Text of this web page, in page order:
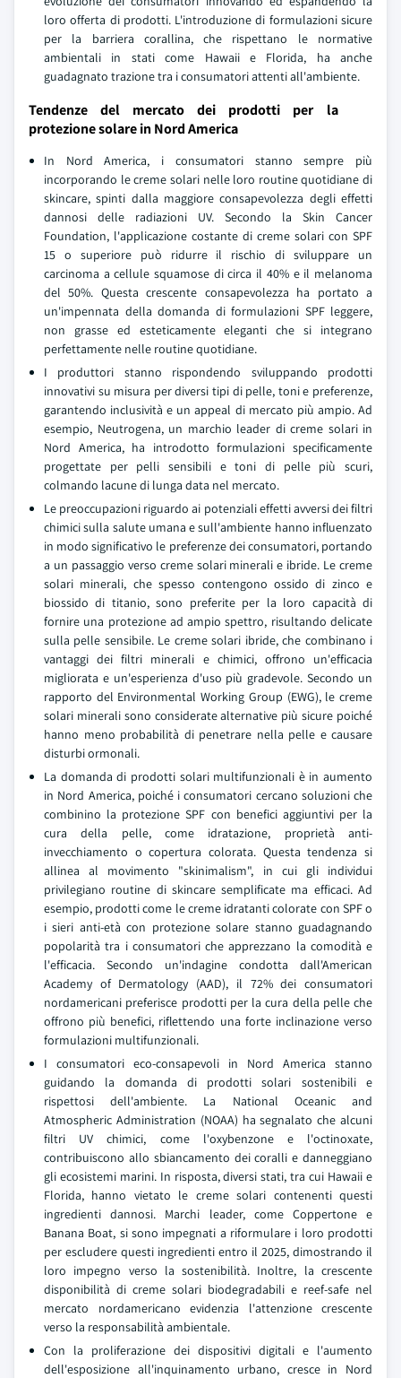
loro offerta di prodotti. L'introduzione di formulazioni sicure
per la barriera corallina, che rispettano le normative
ambientali in stati come Hawaii e Florida, ha anche
guadagnato trazione tra i consumatori attenti all'ambiente.
Tendenze del mercato dei prodotti per la
protezione solare in Nord America
In Nord America, i consumatori stanno sempre più
incorporando le creme solari nelle loro routine quotidiane di
skincare, spinti dalla maggiore consapevolezza degli effetti
dannosi delle radiazioni UV. Secondo la Skin Cancer
Foundation, l'applicazione costante di creme solari con SPF
15 o superiore può ridurre il rischio di sviluppare un
carcinoma a cellule squamose di circa il 40% e il melanoma
del 50%. Questa crescente consapevolezza ha portato a
un'impennata della domanda di formulazioni SPF leggere,
non grasse ed esteticamente eleganti che si integrano
perfettamente nelle routine quotidiane.
I produttori stanno rispondendo sviluppando prodotti
innovativi su misura per diversi tipi di pelle, toni e preferenze,
garantendo inclusività e un appeal di mercato più ampio. Ad
esempio, Neutrogena, un marchio leader di creme solari in
Nord America, ha introdotto formulazioni specificamente
progettate per pelli sensibili e toni di pelle più scuri,
colmando lacune di lunga data nel mercato.
Le preoccupazioni riguardo ai potenziali effetti avversi dei filtri
chimici sulla salute umana e sull'ambiente hanno influenzato
in modo significativo le preferenze dei consumatori, portando
a un passaggio verso creme solari minerali e ibride. Le creme
solari minerali, che spesso contengono ossido di zinco e
biossido di titanio, sono preferite per la loro capacità di
fornire una protezione ad ampio spettro, risultando delicate
sulla pelle sensibile. Le creme solari ibride, che combinano i
vantaggi dei filtri minerali e chimici, offrono un'efficacia
migliorata e un'esperienza d'uso più gradevole. Secondo un
rapporto del Environmental Working Group (EWG), le creme
solari minerali sono considerate alternative più sicure poiché
hanno meno probabilità di penetrare nella pelle e causare
disturbi ormonali.
La domanda di prodotti solari multifunzionali è in aumento
in Nord America, poiché i consumatori cercano soluzioni che
combinino la protezione SPF con benefici aggiuntivi per la
cura della pelle, come idratazione, proprietà anti-
invecchiamento o copertura colorata. Questa tendenza si
allinea al movimento "skinimalism", in cui gli individui
privilegiano routine di skincare semplificate ma efficaci. Ad
esempio, prodotti come le creme idratanti colorate con SPF o
i sieri anti-età con protezione solare stanno guadagnando
popolarità tra i consumatori che apprezzano la comodità e
l'efficacia. Secondo un'indagine condotta dall'American
Academy of Dermatology (AAD), il 72% dei consumatori
nordamericani preferisce prodotti per la cura della pelle che
offrono più benefici, riflettendo una forte inclinazione verso
formulazioni multifunzionali.
I consumatori eco-consapevoli in Nord America stanno
guidando la domanda di prodotti solari sostenibili e
rispettosi dell'ambiente. La National Oceanic and
Atmospheric Administration (NOAA) ha segnalato che alcuni
filtri UV chimici, come l'oxybenzone e l'octinoxate,
contribuiscono allo sbiancamento dei coralli e danneggiano
gli ecosistemi marini. In risposta, diversi stati, tra cui Hawaii e
Florida, hanno vietato le creme solari contenenti questi
ingredienti dannosi. Marchi leader, come Coppertone e
Banana Boat, si sono impegnati a riformulare i loro prodotti
per escludere questi ingredienti entro il 2025, dimostrando il
loro impegno verso la sostenibilità. Inoltre, la crescente
disponibilità di creme solari biodegradabili e reef-safe nel
mercato nordamericano evidenzia l'attenzione crescente
verso la responsabilità ambientale.
Con la proliferazione dei dispositivi digitali e l'aumento
dell'esposizione all'inquinamento urbano, cresce in Nord